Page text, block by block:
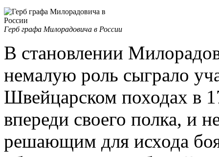
Герб графа Милорадовича в России
В становлении
немалую роль сыграло
Швейцарском походах в
впереди своего полка, и
решающим для исхода